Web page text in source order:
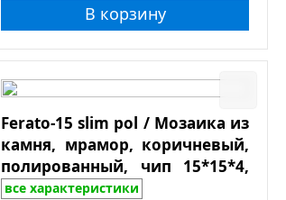
В корзину
Ferato-15 slim pol / Мозаика из
камня, мрамор, коричневый,
полированный, чип 15*15*4,
лист 305*305
все характеристики